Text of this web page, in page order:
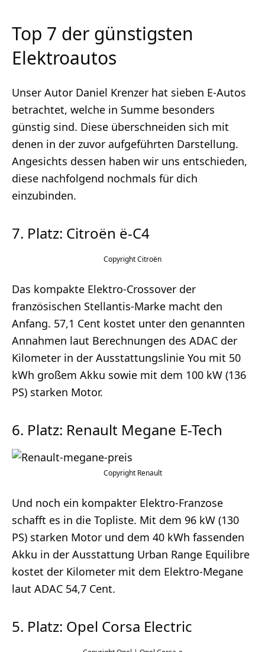
Top 7 der günstigsten
Elektroautos
Unser Autor Daniel Krenzer hat sieben E-Autos
betrachtet, welche in Summe besonders
günstig sind. Diese überschneiden sich mit
denen in der zuvor aufgeführten Darstellung.
Angesichts dessen haben wir uns entschieden,
diese nachfolgend nochmals für dich
einzubinden.
7. Platz: Citroën ë-C4
Citroën
Das kompakte Elektro-Crossover der
französischen Stellantis-Marke macht den
Anfang. 57,1 Cent kostet unter den genannten
Annahmen laut Berechnungen des ADAC der
Kilometer in der Ausstattungslinie You mit 50
kWh großem Akku sowie mit dem 100 kW (136
PS) starken Motor.
6. Platz: Renault Megane E-Tech
Renault
Und noch ein kompakter Elektro-Franzose
schafft es in die Topliste. Mit dem 96 kW (130
PS) starken Motor und dem 40 kWh fassenden
Akku in der Ausstattung Urban Range Equilibre
kostet der Kilometer mit dem Elektro-Megane
laut ADAC 54,7 Cent.
5. Platz: Opel Corsa Electric